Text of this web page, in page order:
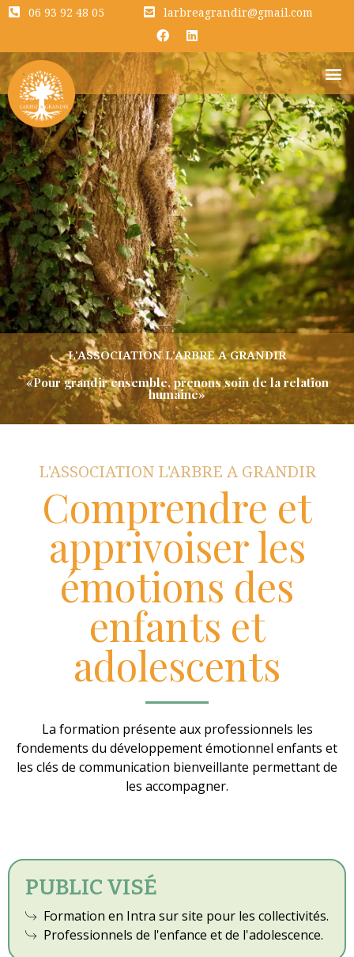
06 93 92 48 05 larbreagrandir@gmail.com
L'ASSOCIATION L'ARBRE A GRANDIR
«Pour grandir ensemble, prenons soin de la relation
humaine»
L'ASSOCIATION L'ARBRE A GRANDIR
Comprendre et
apprivoiser les
émotions des
enfants et
adolescents
La formation présente aux professionnels les
fondements du développement émotionnel enfants et
les clés de communication bienveillante permettant de
les accompagner.
PUBLIC VISÉ
Formation en Intra sur site pour les collectivités.
Professionnels de l'enfance et de l'adolescence.